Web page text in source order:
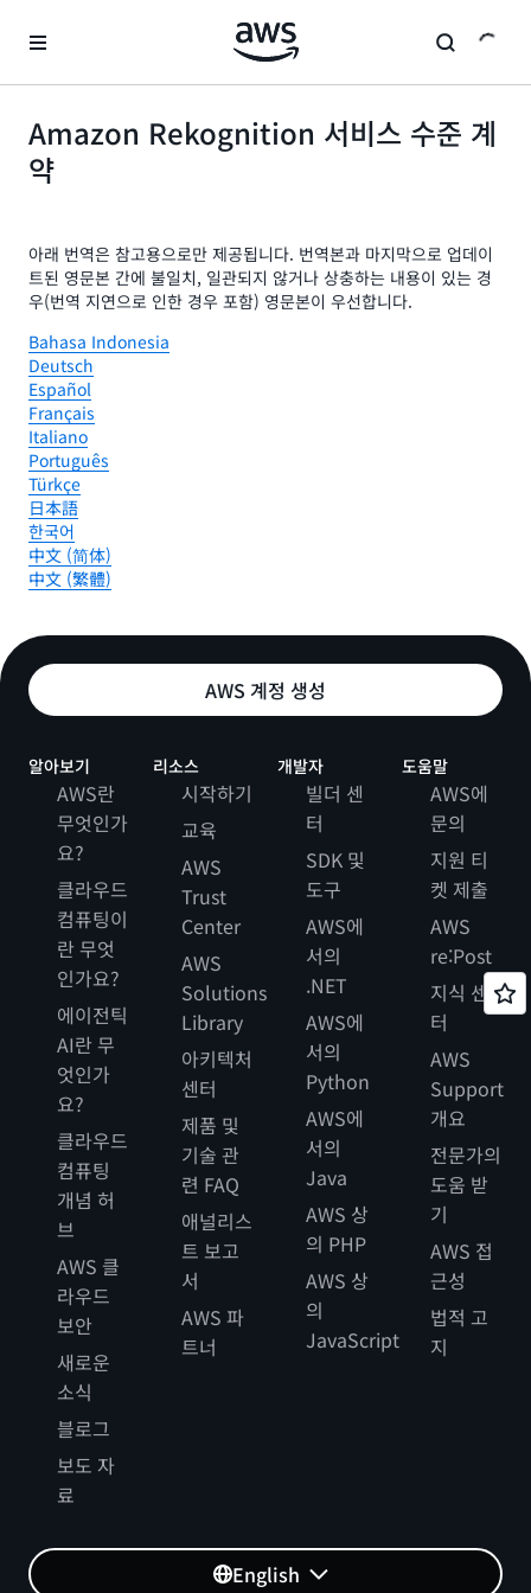
Amazon Rekognition 서비스 수준 계
약
아래 번역은 참고용으로만 제공됩니다. 번역본과 마지막으로 업데이
트된 영문본 간에 불일치, 일관되지 않거나 상충하는 내용이 있는 경
우(번역 지연으로 인한 경우 포함) 영문본이 우선합니다.
Bahasa Indonesia
Deutsch
Español
Français
Italiano
Português
Türkçe
日本語
한국어
中文 (简体)
中文 (繁體)
AWS 계정 생성
알아보기
AWS란
무엇인가
요?
클라우드
컴퓨팅이
란 무엇
인가요?
에이전틱
AI란 무
엇인가
요?
클라우드
컴퓨팅
개념 허
브
AWS 클
라우드
보안
새로운
소식
블로그
보도 자
료
리소스
시작하기
교육
AWS
Trust
Center
AWS
Solutions
Library
아키텍처
센터
제품 및
기술 관
련 FAQ
애널리스
트 보고
서
AWS 파
트너
개발자
빌더 센
터
SDK 및
도구
AWS에
서의
.NET
AWS에
서의
Python
AWS에
서의
Java
AWS 상
의 PHP
AWS 상
의
JavaScript
도움말
AWS에
문의
지원 티
켓 제출
AWS
re:Post
지식 센
터
AWS
Support
개요
전문가의
도움 받
기
AWS 접
근성
법적 고
지
English